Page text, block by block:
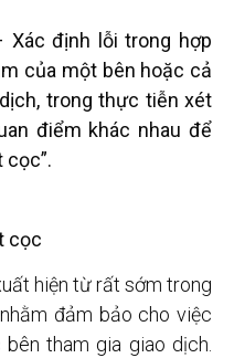
Xác định lỗi trong hợp
của một bên hoặc cả
trong thực tiễn xét
điểm khác nhau để
cọc”.
cọc
hiện từ rất sớm trong
đảm bảo cho việc
tham gia giao dịch.